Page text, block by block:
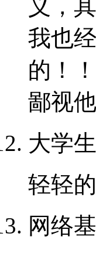
义，
我也
的！！
鄙视他
大学
轻轻
网络